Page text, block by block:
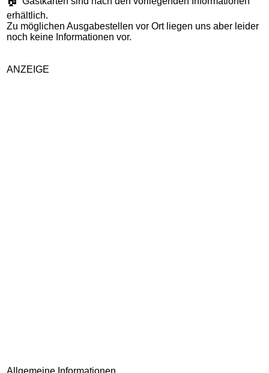
erhältlich.
Zu möglichen Ausgabestellen vor Ort liegen uns aber leider
noch keine Informationen vor.
ANZEIGE